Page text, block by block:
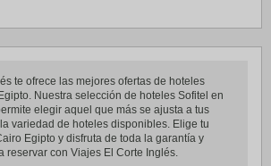
te ofrece las mejores ofertas de hoteles
Nuestra selección de hoteles Sofitel en
elegir aquel que más se ajusta a tus
variedad de hoteles disponibles. Elige tu
Egipto y disfruta de toda la garantía y
reservar con Viajes El Corte Inglés.